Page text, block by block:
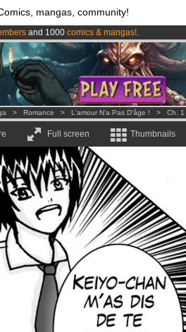
mangas, community!
and 1000 comics & mangas!.
is now LIVE!.
from3.95 euros per month !Get membership
> Romance > L'amour N'a Pas D'âge ! > Ch. 1
Full screen Thumbnails